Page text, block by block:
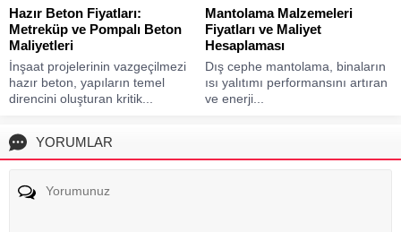
Hazır Beton Fiyatları:
Metreküp ve Pompalı Beton
Maliyetleri
İnşaat projelerinin vazgeçilmezi
hazır beton, yapıların temel
direncini oluşturan kritik...
Mantolama Malzemeleri
Fiyatları ve Maliyet
Hesaplaması
Dış cephe mantolama, binaların
ısı yalıtımı performansını artıran
ve enerji...
YORUMLAR